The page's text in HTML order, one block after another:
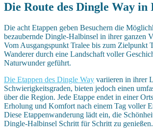
Die Route des Dingle Way in
Die acht Etappen geben Besuchern die
bezaubernde Dingle-Halbinsel in ihrer ganzen
Vom Ausgangspunkt Tralee bis zum Zielpunkt
Wanderer durch eine Landschaft voller
Naturwunder geführt.
Die Etappen des Dingle Way variieren in ihrer
Schwierigkeitsgraden, bieten jedoch einen
über die Region. Jede Etappe endet in einer
Erholung und Komfort nach einem Tag voller
Diese Etappenwanderung lädt ein, die
Dingle-Halbinsel Schritt für Schritt zu genießen.